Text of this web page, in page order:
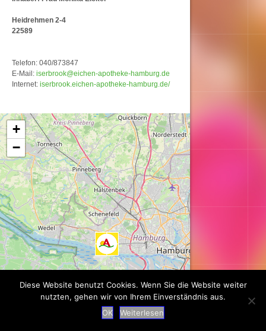
Heidrehmen 2-4
22589
Telefon: 040/873847
E-Mail: iserbrook@eichen-apotheke-hamburg.de
Internet: iserbrook.eichen-apotheke-hamburg.de/
Karte wird geladen...
+
−
Diese Website benutzt Cookies. Wenn Sie die Website weiter
nutzten, gehen wir von Ihrem Einverständnis aus.
OK
Weiterlesen